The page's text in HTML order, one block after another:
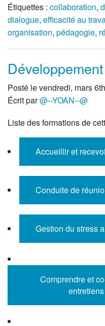
Étiquettes : collaboration,
dialogue, efficacité au
organisation, pédagogie,
Posté le vendredi, mars
Écrit par@--YOAN--@
Liste des formations de
Accueillir et
Conduite de
Gestion du stress
Comprendre et